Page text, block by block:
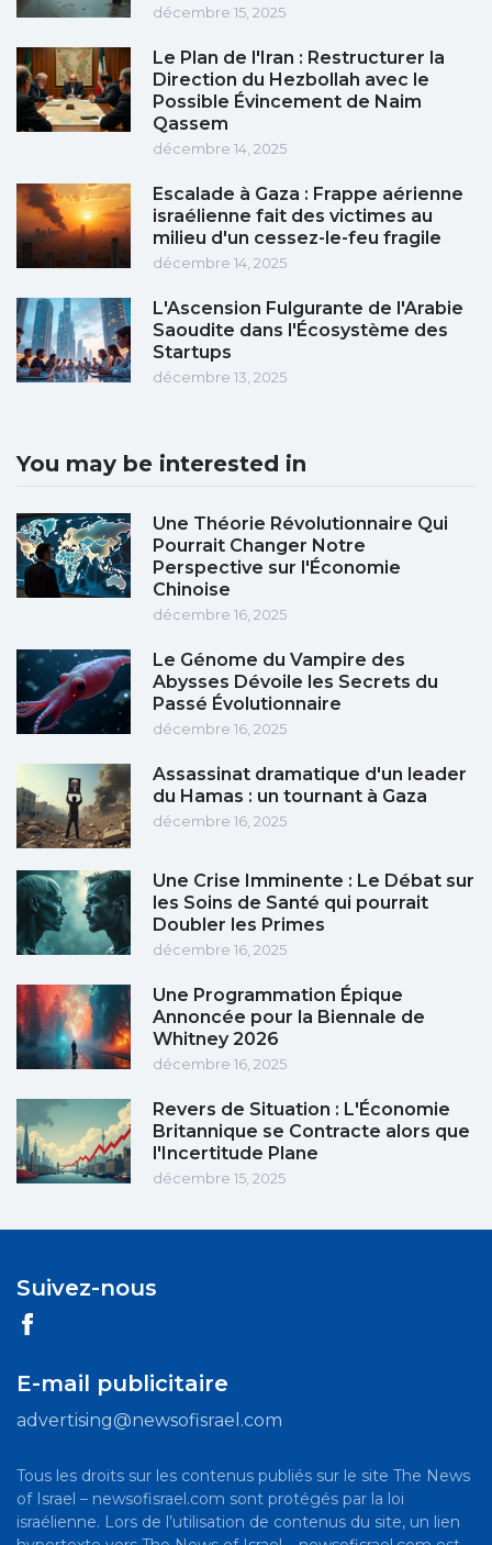
décembre 15, 2025
Le Plan de l'Iran : Restructurer la
Direction du Hezbollah avec le
Possible Évincement de Naim
Qassem
décembre 14, 2025
Escalade à Gaza : Frappe aérienne
israélienne fait des victimes au
milieu d'un cessez-le-feu fragile
décembre 14, 2025
L'Ascension Fulgurante de l'Arabie
Saoudite dans l'Écosystème des
Startups
décembre 13, 2025
You may be interested in
Une Théorie Révolutionnaire Qui
Pourrait Changer Notre
Perspective sur l'Économie
Chinoise
décembre 16, 2025
Le Génome du Vampire des
Abysses Dévoile les Secrets du
Passé Évolutionnaire
décembre 16, 2025
Assassinat dramatique d'un leader
du Hamas : un tournant à Gaza
décembre 16, 2025
Une Crise Imminente : Le Débat sur
les Soins de Santé qui pourrait
Doubler les Primes
décembre 16, 2025
Une Programmation Épique
Annoncée pour la Biennale de
Whitney 2026
décembre 16, 2025
Revers de Situation : L'Économie
Britannique se Contracte alors que
l'Incertitude Plane
décembre 15, 2025
Suivez-nous
E-mail publicitaire
advertising@newsofisrael.com
Tous les droits sur les contenus publiés sur le site The News
of Israel – newsofisrael.com sont protégés par la loi
israélienne. Lors de l’utilisation de contenus du site, un lien